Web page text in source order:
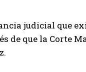
judicial que
de que la Corte